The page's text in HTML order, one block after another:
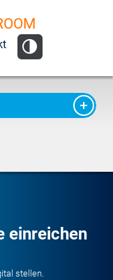
einreichen
stellen.